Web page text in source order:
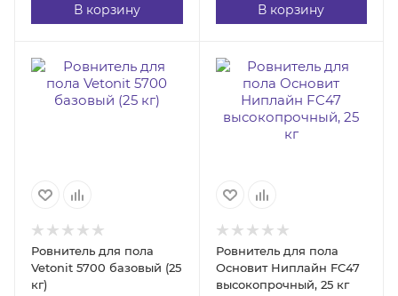
В корзину В корзину
Ровнитель для пола
Vetonit 5700 базовый (25
кг)
Ровнитель для пола
Основит Ниплайн FC47
высокопрочный, 25 кг